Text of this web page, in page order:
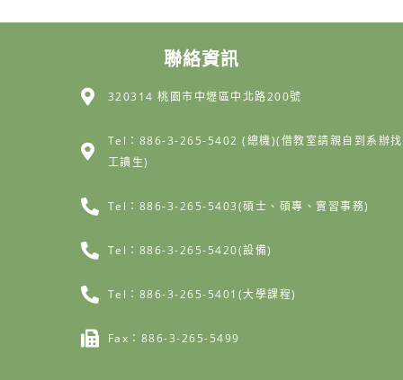
聯絡資訊
320314 桃園市中壢區中北路200號
Tel：886-3-265-5402 (總機)(借教室請親自到系辦找
工讀生)
Tel：886-3-265-5403(碩士、碩專、實習事務)
Tel：886-3-265-5420(設備)
Tel：886-3-265-5401(大學課程)
Fax：886-3-265-5499